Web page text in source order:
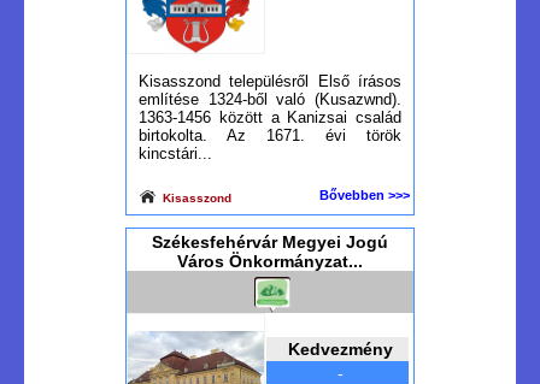
Kisasszond településről Első írásos
említése 1324-ből való (Kusazwnd).
1363-1456 között a Kanizsai család
birtokolta. Az 1671. évi török
kincstári...
Kisasszond Bővebben >>>
Székesfehérvár Megyei Jogú
Város Önkormányzat...
Kedvezmény
-